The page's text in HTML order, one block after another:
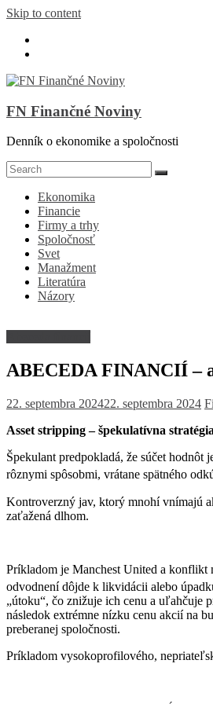
Skip to content
FN Finančné Noviny
Denník o ekonomike a spoločnosti
Ekonomika
Financie
Firmy a trhy
Spoločnosť
Svet
Manažment
Literatúra
Názory
ABECEDA FINANCIÍ –
22. septembra 202422. septembra 2024
Asset stripping – špekulatívna
Špekulant predpokladá, že súčet
rôznymi spôsobmi, vrátane spätného
Kontroverzný jav, ktorý mnohí vnímajú
zaťažená dlhom.
Príkladom je Manchest United a konflikt
odvodnení dôjde k likvidácii alebo
„útoku“, čo znižuje ich cenu a uľahčuje
následok extrémne nízku cenu akcií na
preberanej spoločnosti.
Príkladom vysokoprofilového,